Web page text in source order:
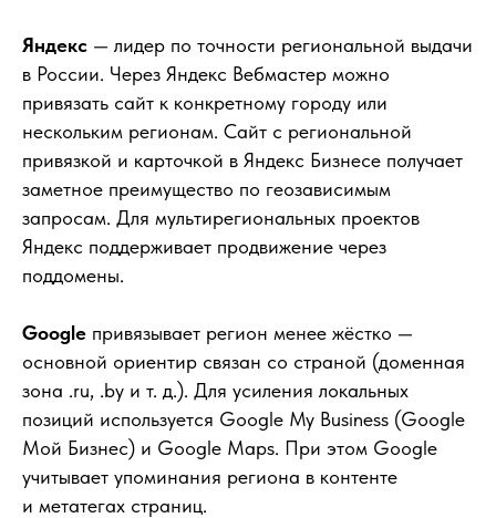
Яндекс — лидер по точности региональной выдачи
в России. Через Яндекс Вебмастер можно
привязать сайт к конкретному городу или
нескольким регионам. Сайт с региональной
привязкой и карточкой в Яндекс Бизнесе получает
заметное преимущество по геозависимым
запросам. Для мультирегиональных проектов
Яндекс поддерживает продвижение через
поддомены.
Google привязывает регион менее жёстко —
основной ориентир связан со страной (доменная
зона .ru, .by и т. д.). Для усиления локальных
позиций используется Google My Business (Google
Мой Бизнес) и Google Maps. При этом Google
учитывает упоминания региона в контенте
и метатегах страниц.